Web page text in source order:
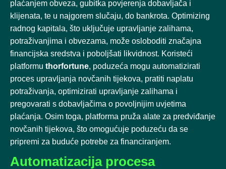
plaćanjem obveza, gubitka povjerenja dobavljača i
klijenata, te u najgorem slučaju, do bankrota. Optimizing
radnog kapitala, što uključuje upravljanje zalihama,
potraživanjima i obvezama, može osloboditi značajna
financijska sredstva i poboljšati likvidnost. Koristeći
platformu thorfortune, poduzeća mogu automatizirati
proces upravljanja novčanih tijekova, pratiti naplatu
potraživanja, optimizirati upravljanje zalihama i
pregovarati s dobavljačima o povoljnijim uvjetima
plaćanja. Osim toga, platforma pruža alate za predviđanje
novčanih tijekova, što omogućuje poduzeću da se
pripremi za buduće potrebe za financiranjem.
Automatizacija procesa